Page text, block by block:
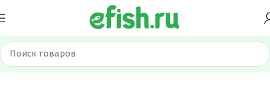
Главная Приманки Балансиры